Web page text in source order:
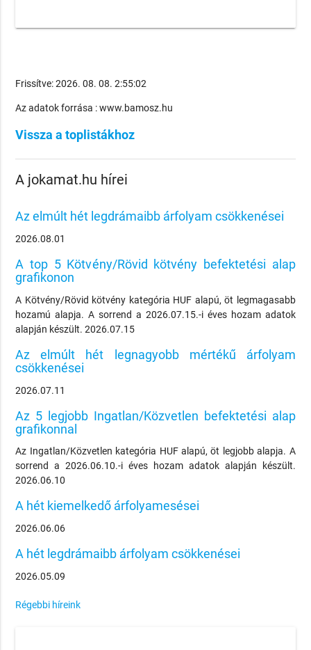
Frissítve: 2026. 08. 08. 2:55:02
Az adatok forrása : www.bamosz.hu
Vissza a toplistákhoz
A jokamat.hu hírei
Az elmúlt hét legdrámaibb árfolyam csökkenései
2026.08.01
A top 5 Kötvény/Rövid kötvény befektetési alap
grafikonon
A Kötvény/Rövid kötvény kategória HUF alapú, öt legmagasabb
hozamú alapja. A sorrend a 2026.07.15.-i éves hozam adatok
alapján készült. 2026.07.15
Az elmúlt hét legnagyobb mértékű árfolyam
csökkenései
2026.07.11
Az 5 legjobb Ingatlan/Közvetlen befektetési alap
grafikonnal
Az Ingatlan/Közvetlen kategória HUF alapú, öt legjobb alapja. A
sorrend a 2026.06.10.-i éves hozam adatok alapján készült.
2026.06.10
A hét kiemelkedő árfolyamesései
2026.06.06
A hét legdrámaibb árfolyam csökkenései
2026.05.09
Régebbi híreink